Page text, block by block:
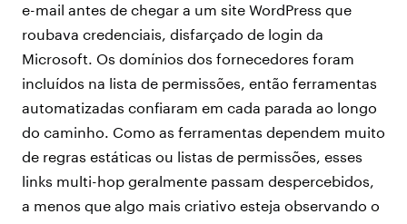
e-mail antes de chegar a um site WordPress que
roubava credenciais, disfarçado de login da
Microsoft. Os domínios dos fornecedores foram
incluídos na lista de permissões, então ferramentas
automatizadas confiaram em cada parada ao longo
do caminho. Como as ferramentas dependem muito
de regras estáticas ou listas de permissões, esses
links multi-hop geralmente passam despercebidos,
a menos que algo mais criativo esteja observando o